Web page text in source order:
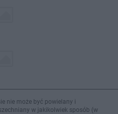
nie może być powielany i
w jakikolwiek sposób (w